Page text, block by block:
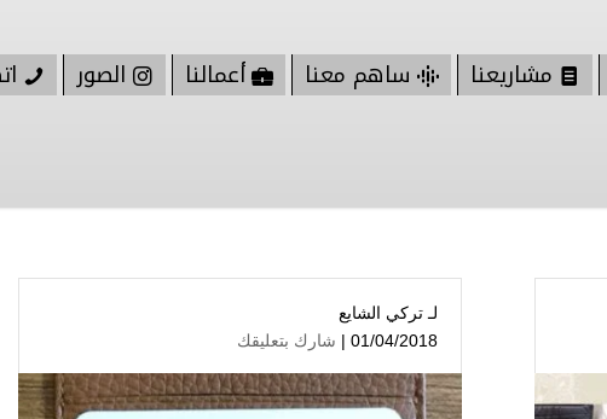
مشاريعنا ساهم معنا أعمالنا الصور
لـ تركي الشايع
01/04/2018 |
شارك بتعليقك